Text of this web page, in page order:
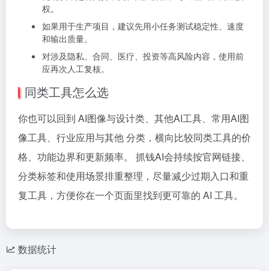
权。
如果用于生产项目，建议先用小任务测试稳定性、速度
和输出质量。
对涉及隐私、合同、医疗、投资等高风险内容，使用前
应再次人工复核。
同类工具怎么选
你也可以回到 AI图像与设计类、其他AI工具、常用AI图
像工具、行业应用与其他 分类，横向比较同类工具的价
格、功能边界和更新频率。 抓钱AI会持续按官网链接、
分类标签和使用场景排重整理，尽量减少过期入口和重
复工具，方便你在一个页面里找到更可靠的 AI 工具。
数据统计